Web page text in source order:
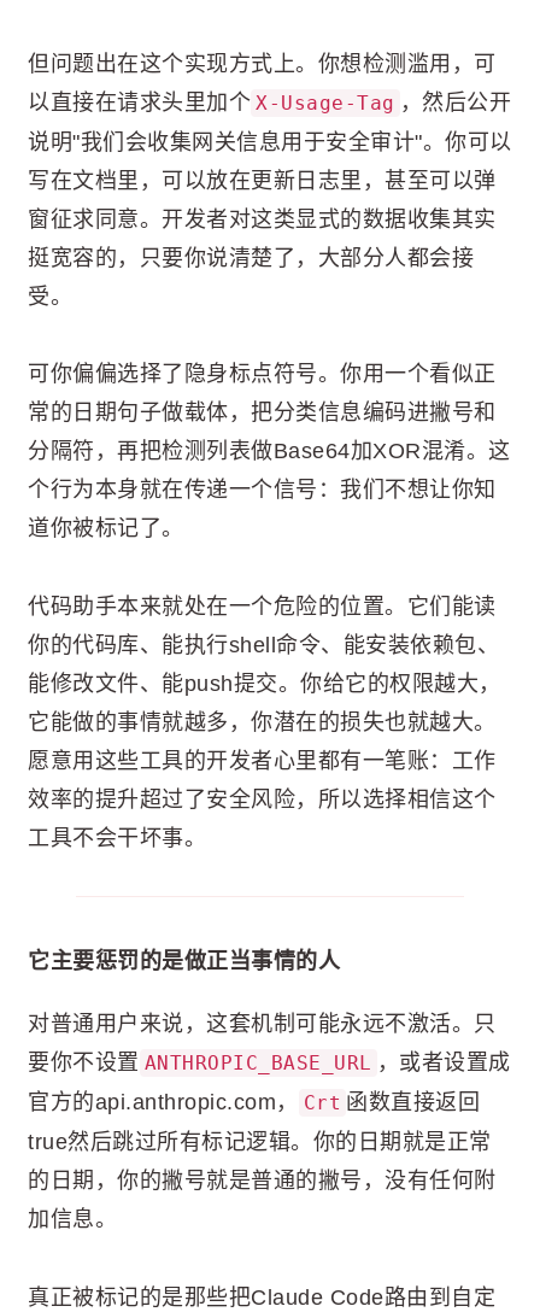
但问题出在这个实现方式上。你想检测滥用，可
以直接在请求头里加个 X-Usage-Tag ，然后公开
说明"我们会收集网关信息用于安全审计"。你可以
写在文档里，可以放在更新日志里，甚至可以弹
窗征求同意。开发者对这类显式的数据收集其实
挺宽容的，只要你说清楚了，大部分人都会接
受。
可你偏偏选择了隐身标点符号。你用一个看似正
常的日期句子做载体，把分类信息编码进撇号和
分隔符，再把检测列表做Base64加XOR混淆。这
个行为本身就在传递一个信号：我们不想让你知
道你被标记了。
代码助手本来就处在一个危险的位置。它们能读
你的代码库、能执行shell命令、能安装依赖包、
能修改文件、能push提交。你给它的权限越大，
它能做的事情就越多，你潜在的损失也就越大。
愿意用这些工具的开发者心里都有一笔账：工作
效率的提升超过了安全风险，所以选择相信这个
工具不会干坏事。
它主要惩罚的是做正当事情的人
对普通用户来说，这套机制可能永远不激活。只
要你不设置 ANTHROPIC_BASE_URL ，或者设置成
官方的api.anthropic.com，
Crt 函数直接返回
true然后跳过所有标记逻辑。你的日期就是正常
的日期，你的撇号就是普通的撇号，没有任何附
加信息。
真正被标记的是那些把Claude Code路由到自定